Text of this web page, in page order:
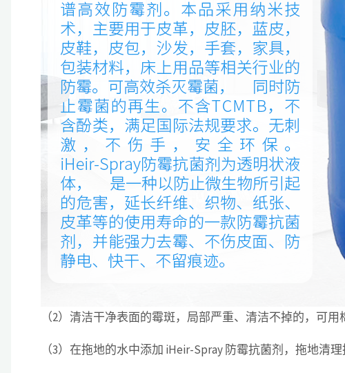
（2）清洁干净表面的霉斑，局部严重、清洁不掉的，可用
（3）在拖地的水中添加 iHeir-Spray 防霉抗菌剂，拖地清